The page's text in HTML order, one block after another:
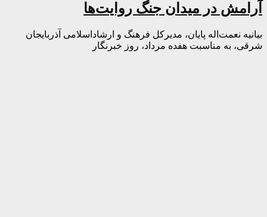
آرامش در میدان جنگ روایت‌ها
بیانیه نعمت‌اله پایان، مدیرکل فرهنگ و ارشاداسلامی آذربایجان
شرقی، به مناسبت هفده مرداد، روز خبرنگار